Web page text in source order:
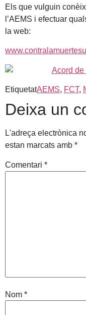
Els que vulguin
l’AEMS i efectuar
la web:
EtiquetatAEMS, FCT,
Deixa un
L'adreça electrònica
estan marcats amb *
Comentari *
Nom *